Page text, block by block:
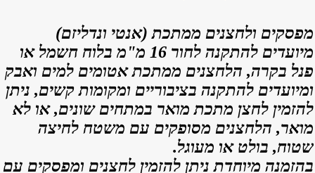
מפסקים ולחצנים ממתכת (אנטי ונדליזם)
מיועדים להתקנה לחור 16 מ"מ בלוח חשמל או
פנל בקרה, הלחצנים ממתכת אטומים למים ואבק
ומיועדים להתקנה בציבוריים ומקומות קשים, ניתן
להזמין לחצן מתכת מואר במתחים שונים, או לא
מואר, הלחצנים מסופקים עם משטח לחיצה
שטוח, בולט או מעוגל.
בהזמנה מיוחדת ניתן להזמין לחצנים ומפסקים עם